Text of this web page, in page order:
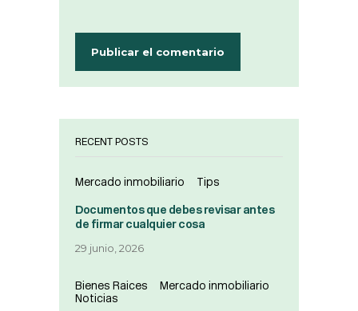
RECENT POSTS
Mercado inmobiliario Tips
Documentos que debes revisar antes
de firmar cualquier cosa
29 junio, 2026
Bienes Raices
Mercado inmobiliario
Noticias